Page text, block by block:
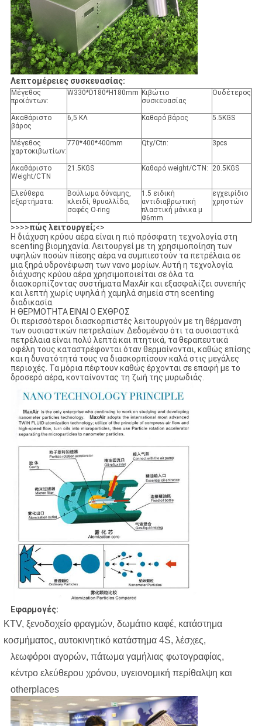
Λεπτομέρειες συσκευασίας:
Μέγεθος
προϊόντων:
W330*D180*H180mm Κιβώτιο
συσκευασίας
Ουδέτερος
Ακαθάριστο
βάρος
6,5 ΚΛ Καθαρό βάρος 5.5KGS
Μέγεθος
χαρτοκιβωτίων:
770*400*400mm Qty/Ctn: 3pcs
Ακαθάριστο
Weight/CTN
21.5KGS Καθαρό weight/CTN: 20.5KGS
Ελεύθερα
εξαρτήματα:
Βούλωμα δύναμης,
κλειδί, θρυαλλίδα,
σαφές O-ring
1.5 ειδική
αντιδιαβρωτική
πλαστική μάνικα μ
Φ6mm
εγχειρίδιο
χρηστών
>>>>πώς λειτουργεί;<>
Η διάχυση κρύου αέρα είναι η πιό πρόσφατη τεχνολογία στη
scenting βιομηχανία. Λειτουργεί με τη χρησιμοποίηση των
υψηλών ποσών πίεσης αέρα να συμπιεστούν τα πετρέλαια σε
μια ξηρά υδρονέφωση των νανο μορίων. Αυτή η τεχνολογία
διάχυσης κρύου αέρα χρησιμοποιείται σε όλα τα
διασκορπίζοντας συστήματα MaxAir και εξασφαλίζει συνεπής
και λεπτή χωρίς υψηλά ή χαμηλά σημεία στη scenting
διαδικασία.
Η ΘΕΡΜΟΤΗΤΑ ΕΙΝΑΙ Ο ΕΧΘΡΟΣ
Οι περισσότεροι διασκορπιστές λειτουργούν με τη θέρμανση
των ουσιαστικών πετρελαίων. Δεδομένου ότι τα ουσιαστικά
πετρέλαια είναι πολύ λεπτά και πτητικά, τα θεραπευτικά
οφέλη τους καταστρέφονται όταν θερμαίνονται, καθώς επίσης
και η δυνατότητά τους να διασκορπίσουν καλά στις μεγάλες
περιοχές. Τα μόρια πέφτουν καθώς έρχονται σε επαφή με το
δροσερό αέρα, κονταίνοντας τη ζωή της μυρωδιάς.
Εφαρμογές:
KTV, ξενοδοχείο φραγμών, δωμάτιο καφέ, κατάστημα
κοσμήματος, αυτοκινητικό κατάστημα 4S, λέσχες,
λεωφόροι αγορών, πάτωμα γαμήλιας φωτογραφίας,
κέντρο ελεύθερου χρόνου, υγειονομική περίθαλψη και
otherplaces